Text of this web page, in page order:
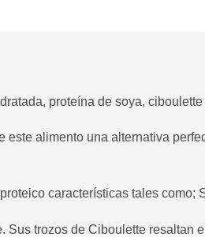
proteína de soya,
este alimento una alternativa
características tales como;
Sus trozos de Ciboulette resaltan